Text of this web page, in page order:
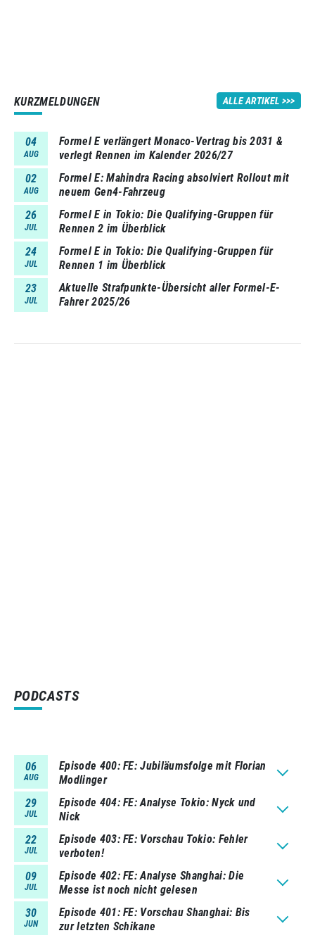
KURZMELDUNGEN ALLE ARTIKEL
04
AUG
Formel E verlängert Monaco-Vertrag bis 2031 &
verlegt Rennen im Kalender 2026/27
02
AUG
Formel E: Mahindra Racing absolviert Rollout mit
neuem Gen4-Fahrzeug
26
JUL
Formel E in Tokio: Die Qualifying-Gruppen für
Rennen 2 im Überblick
24
JUL
Formel E in Tokio: Die Qualifying-Gruppen für
Rennen 1 im Überblick
23
JUL
Aktuelle Strafpunkte-Übersicht aller Formel-E-
Fahrer 2025/26
PODCASTS
06
AUG
Episode 400 FE: Jubiläumsfolge mit Florian
Modlinger
29
JUL
Episode 404 FE: Analyse Tokio: Nyck und
Nick
22
JUL
Episode 403 FE: Vorschau Tokio: Fehler
verboten!
09
JUL
Episode 402 FE: Analyse Shanghai: Die
Messe ist noch nicht gelesen
30
JUN
Episode 401 FE: Vorschau Shanghai: Bis
zur letzten Schikane